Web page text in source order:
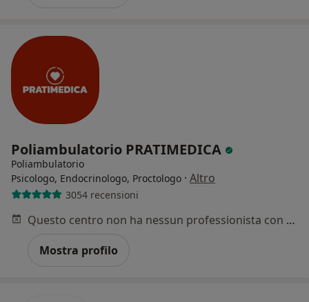
Poliambulatorio PRATIMEDICA
Poliambulatorio
Psicologo, Endocrinologo, Proctologo · Altro
3054 recensioni
Questo centro non ha nessun professionista con date disponibili
Mostra profilo